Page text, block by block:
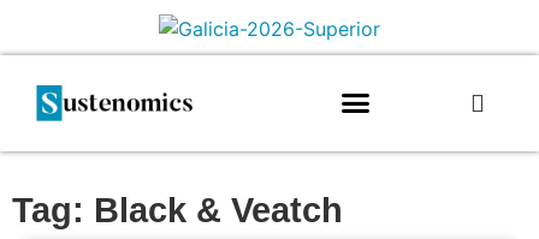
Tag: Black & Veatch